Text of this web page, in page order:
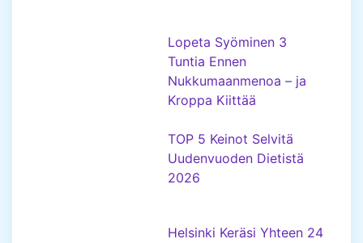
Lopeta Syöminen 3
Tuntia Ennen
Nukkumaanmenoa – ja
Kroppa Kiittää
TOP 5 Keinot Selvitä
Uudenvuoden Dietistä
2026
Helsinki Keräsi Yhteen 24